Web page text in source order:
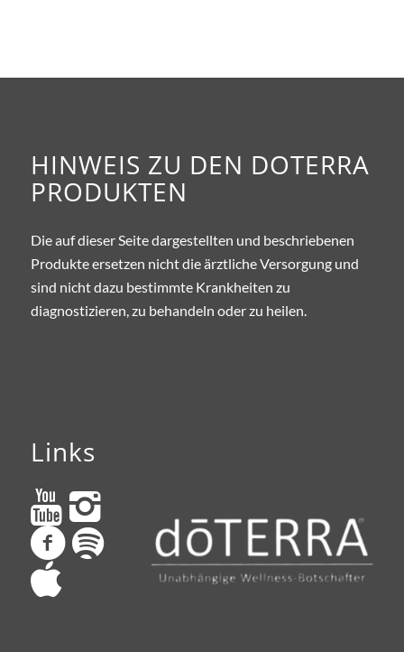
HINWEIS ZU DEN DOTERRA
PRODUKTEN
Die auf dieser Seite dargestellten und beschriebenen
Produkte ersetzen nicht die ärztliche Versorgung und
sind nicht dazu bestimmte Krankheiten zu
diagnostizieren, zu behandeln oder zu heilen.
Links